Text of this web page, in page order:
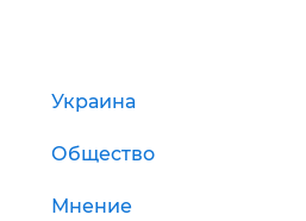
Украина
Общество
Мнение